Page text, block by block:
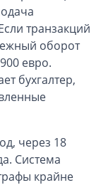
транзакций
оборот
евро.
бухгалтер,
через 18
Система
крайне